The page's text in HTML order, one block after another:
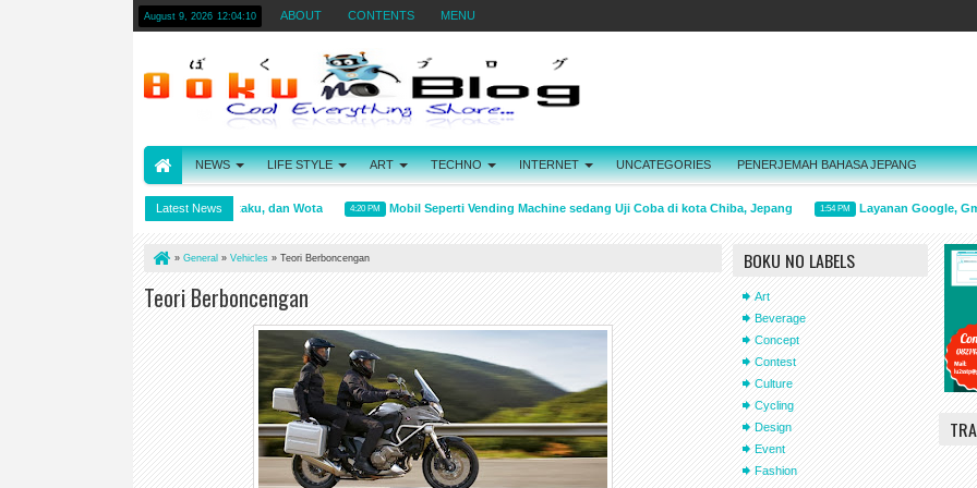
August 9, 2026 12:04:11 ABOUT CONTENTS MENU
NEWS LIFE STYLE ART TECHNO INTERNET UNCATEGORIES PENERJEMAH BAHASA JEPANG
Latest News
Arti kata Wibu, Otaku, dan Wota 4:20 PM Mobil Seperti Vending Machine sedang Uji Coba di kota Chiba, Jepang 1:54 PM Layanan Google, Gmail
» General » Vehicles » Teori Berboncengan
Teori Berboncengan
BOKU NO LABELS
Art
Beverage
Concept
Contest
Culture
Cycling
Design
Event
Fashion